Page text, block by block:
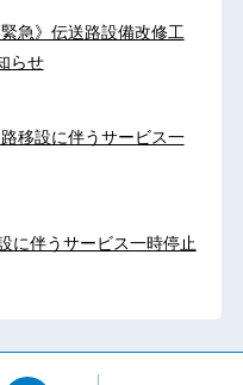
急》伝送路設備改修工
らせ
移設に伴うサービス一
に伴うサービス一時停止